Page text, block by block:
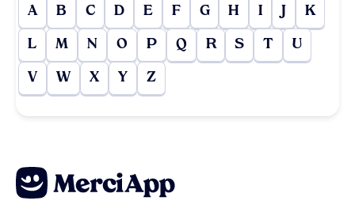
A B C D E F G H I J K
L M N O P Q R S T U
V W X Y Z